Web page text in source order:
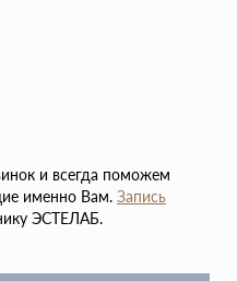
и всегда поможем
именно Вам. Запись
ЭСТЕЛАБ.